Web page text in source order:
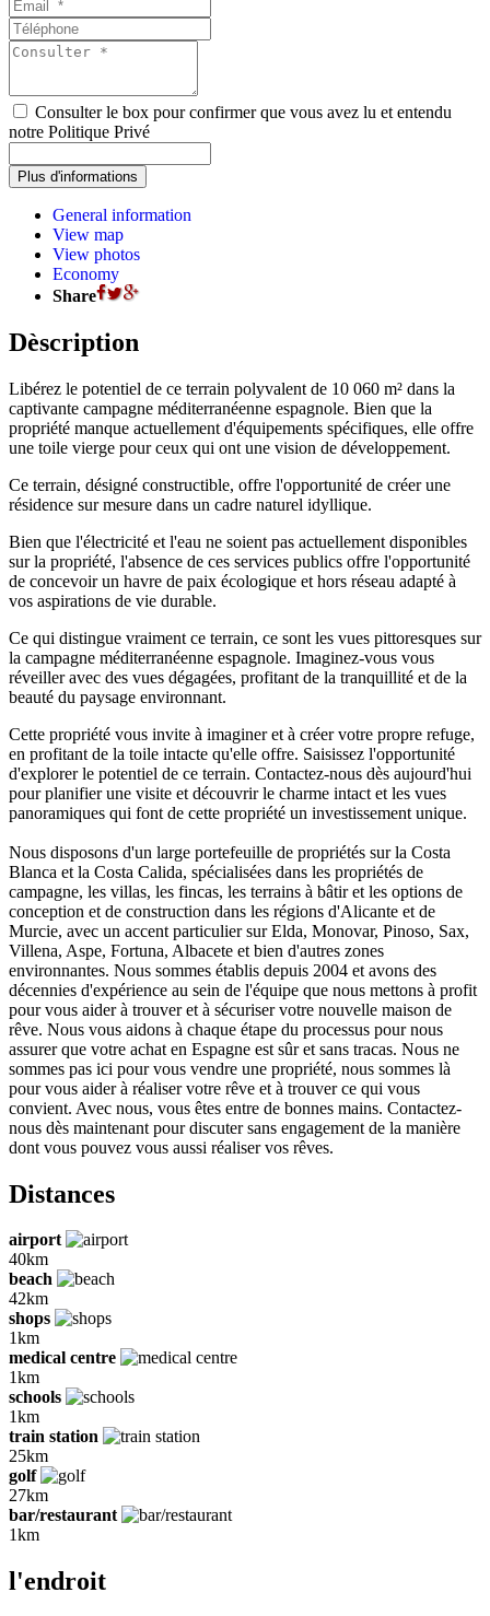
Consulter le box pour confirmer que vous avez lu et entendu
notre Politique Privé
General information
View map
View photos
Economy
Share
Dèscription
Libérez le potentiel de ce terrain polyvalent de 10 060 m² dans la
captivante campagne méditerranéenne espagnole. Bien que la
propriété manque actuellement d'équipements spécifiques, elle offre
une toile vierge pour ceux qui ont une vision de développement.
Ce terrain, désigné constructible, offre l'opportunité de créer une
résidence sur mesure dans un cadre naturel idyllique.
Bien que l'électricité et l'eau ne soient pas actuellement disponibles
sur la propriété, l'absence de ces services publics offre l'opportunité
de concevoir un havre de paix écologique et hors réseau adapté à
vos aspirations de vie durable.
Ce qui distingue vraiment ce terrain, ce sont les vues pittoresques sur
la campagne méditerranéenne espagnole. Imaginez-vous vous
réveiller avec des vues dégagées, profitant de la tranquillité et de la
beauté du paysage environnant.
Cette propriété vous invite à imaginer et à créer votre propre refuge,
en profitant de la toile intacte qu'elle offre. Saisissez l'opportunité
d'explorer le potentiel de ce terrain. Contactez-nous dès aujourd'hui
pour planifier une visite et découvrir le charme intact et les vues
panoramiques qui font de cette propriété un investissement unique.
Nous disposons d'un large portefeuille de propriétés sur la Costa
Blanca et la Costa Calida, spécialisées dans les propriétés de
campagne, les villas, les fincas, les terrains à bâtir et les options de
conception et de construction dans les régions d'Alicante et de
Murcie, avec un accent particulier sur Elda, Monovar, Pinoso, Sax,
Villena, Aspe, Fortuna, Albacete et bien d'autres zones
environnantes. Nous sommes établis depuis 2004 et avons des
décennies d'expérience au sein de l'équipe que nous mettons à profit
pour vous aider à trouver et à sécuriser votre nouvelle maison de
rêve. Nous vous aidons à chaque étape du processus pour nous
assurer que votre achat en Espagne est sûr et sans tracas. Nous ne
sommes pas ici pour vous vendre une propriété, nous sommes là
pour vous aider à réaliser votre rêve et à trouver ce qui vous
convient. Avec nous, vous êtes entre de bonnes mains. Contactez-
nous dès maintenant pour discuter sans engagement de la manière
dont vous pouvez vous aussi réaliser vos rêves.
Distances
airport
40km
beach
42km
shops
1km
medical centre
1km
schools
1km
train station
25km
golf
27km
bar/restaurant
1km
l'endroit